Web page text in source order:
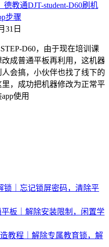
教通DJT-student-D60刷机
步骤
31日
D60，由于现在培训课
成普通平板再利用，这机器
会搞，小伙伴也找了线下的
，成功把机器修改为正常平
使用
锁｜忘记锁屏密码，清除平
平板｜解除安装限制，闲置学
教程｜解除专属教育锁，解